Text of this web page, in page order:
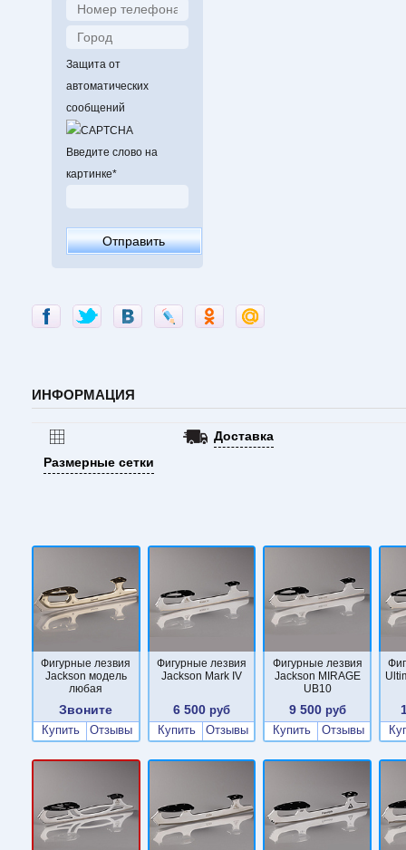
Защита от
автоматических
сообщений
Введите слово на
картинке*
ИНФОРМАЦИЯ
Размерные сетки
Доставка
Фигурные лезвия
Jackson модель
любая
Звоните
Купить Отзывы
Фигурные лезвия
Jackson Mark IV
6 500 руб
Купить
Отзывы
Фигурные лезвия
Jackson MIRAGE
UB10
9 500руб
Купить
Отзывы